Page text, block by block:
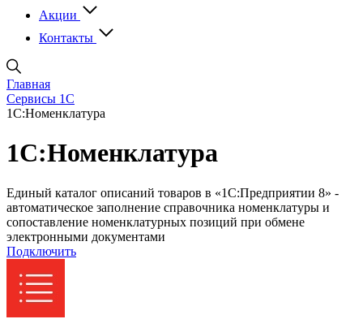
Акции
Контакты
Главная
Сервисы 1С
1С:Номенклатура
1С:Номенклатура
Единый каталог описаний товаров в «1С:Предприятии 8» -
автоматическое заполнение справочника номенклатуры и
сопоставление номенклатурных позиций при обмене
электронными документами
Подключить